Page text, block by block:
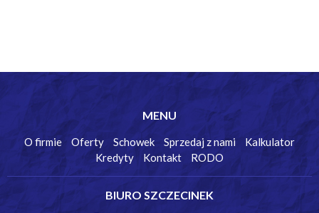
MENU
O firmie Oferty Schowek Sprzedaj z nami
Kalkulator
Kredyty
Kontakt RODO
BIURO SZCZECINEK